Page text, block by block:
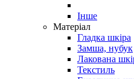
Інше
Матеріал
Гладка шкіра
Замша, нубук
Лакована
Текстиль